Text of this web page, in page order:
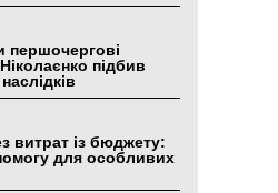
підбив
витрат із бюджету:
для особливих